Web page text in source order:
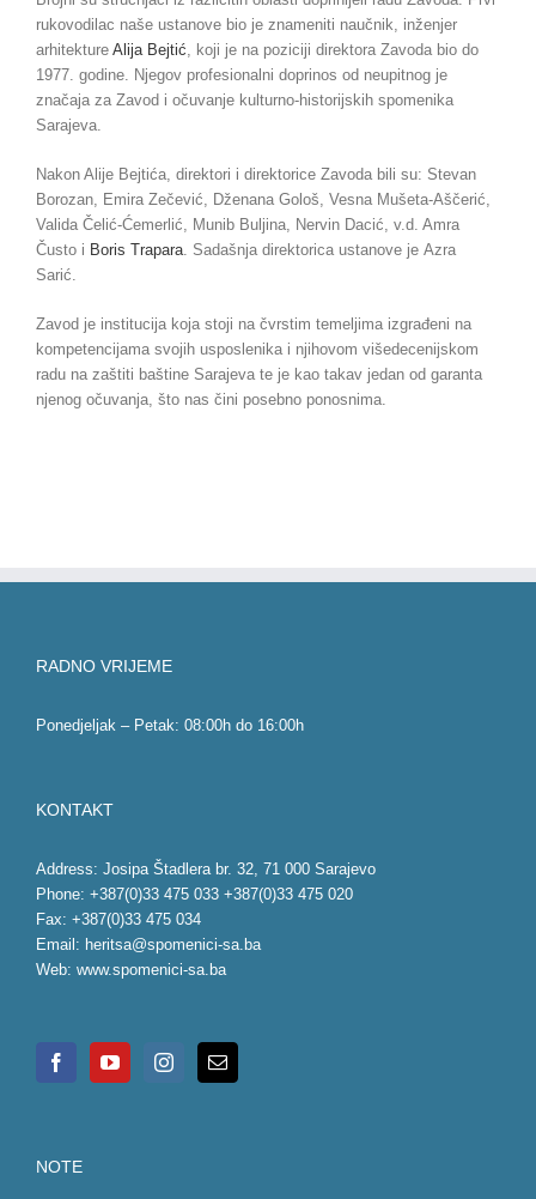
rukovodilac naše ustanove bio je znameniti naučnik, inženjer
arhitekture Alija Bejtić, koji je na poziciji direktora Zavoda bio do
1977. godine. Njegov profesionalni doprinos od neupitnog je
značaja za Zavod i očuvanje kulturno-historijskih spomenika
Sarajeva.
Nakon Alije Bejtića, direktori i direktorice Zavoda bili su: Stevan
Borozan, Emira Zečević, Dženana Gološ, Vesna Mušeta-Aščerić,
Valida Čelić-Ćemerlić, Munib Buljina, Nervin Dacić, v.d. Amra
Čusto i Boris Trapara. Sadašnja direktorica ustanove je Azra
Sarić.
Zavod je institucija koja stoji na čvrstim temeljima izgrađeni na
kompetencijama svojih usposlenika i njihovom višedecenijskom
radu na zaštiti baštine Sarajeva te je kao takav jedan od garanta
njenog očuvanja, što nas čini posebno ponosnima.
RADNO VRIJEME
Ponedjeljak – Petak: 08:00h do 16:00h
KONTAKT
Address: Josipa Štadlera br. 32, 71 000 Sarajevo
Phone: +387(0)33 475 033 +387(0)33 475 020
Fax: +387(0)33 475 034
Email: heritsa@spomenici-sa.ba
Web: www.spomenici-sa.ba
NOTE